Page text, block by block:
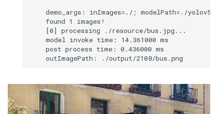
demo_args: inImages=./; modelPath=./
    found 1 images!
    [0] processing ./resource/bus.jpg...
    model invoke time: 14.361000 ms
    post process time: 0.436000 ms